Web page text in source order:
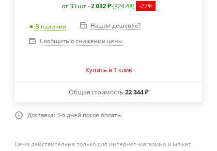
от 33 шт -2 032 ₽ ($24.48) -27%
В наличии
Нашли дешевле?
Сообщить о снижении цены
Купить в 1 клик
Общая стоимость 22 344 ₽
Доставка: 3-5 дней после оплаты
Цена действительна только для интернет-магазина и может